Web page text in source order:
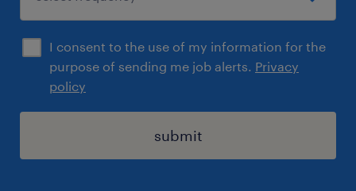
I consent to the use of my information for the
purpose of sending me job alerts. Privacy
policy
submit